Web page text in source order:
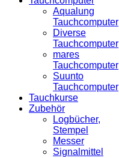
Aqualung
Tauchcomputer
Diverse
Tauchcomputer
mares
Tauchcomputer
Suunto
Tauchcomputer
Tauchkurse
Zubehör
Logbücher,
Stempel
Messer
Signalmittel